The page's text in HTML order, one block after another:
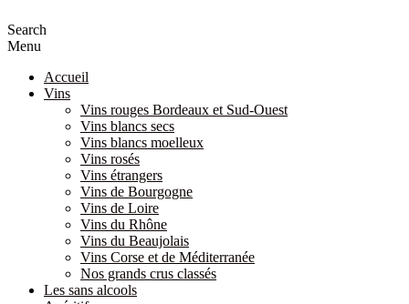
Search
Menu
Accueil
Vins
Vins rouges Bordeaux et Sud-Ouest
Vins blancs secs
Vins blancs moelleux
Vins rosés
Vins étrangers
Vins de Bourgogne
Vins de Loire
Vins du Rhône
Vins du Beaujolais
Vins Corse et de Méditerranée
Nos grands crus classés
Les sans alcools